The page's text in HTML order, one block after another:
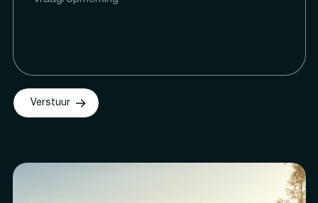
Verstuur